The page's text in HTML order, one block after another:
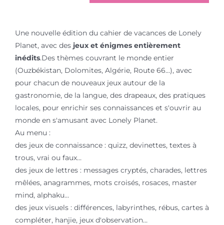
Une nouvelle édition du cahier de vacances de Lonely
Planet, avec des jeux et énigmes entièrement
inédits.Des thèmes couvrant le monde entier
(Ouzbékistan, Dolomites, Algérie, Route 66...), avec
pour chacun de nouveaux jeux autour de la
gastronomie, de la langue, des drapeaux, des pratiques
locales, pour enrichir ses connaissances et s'ouvrir au
monde en s'amusant avec Lonely Planet.
Au menu :
des jeux de connaissance : quizz, devinettes, textes à
trous, vrai ou faux…
des jeux de lettres : messages cryptés, charades, lettres
mêlées, anagrammes, mots croisés, rosaces, master
mind, alphaku…
des jeux visuels : différences, labyrinthes, rébus, cartes à
compléter, hanjie, jeux d'observation…